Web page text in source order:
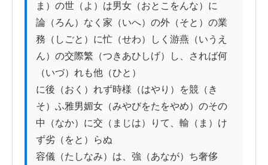
ま）の世（よ）は男女（おとこをんな）に
論（ろん）なく家（いへ）の外（そと）の業
務（しごと）に忙（せわ）しく游燕（いうえ
ん）の交際繁（つきあひしげ）し、されば何
（いづ）れも他（ひと）
に後（おく）れず時様（はやり）を競（き
そ）ふ雅男媚女（みやびをたをやめ）のその
中（なか）に交（まじは）りて、輸（ま）け
ず劣（をと）らぬ
容儀（たしなみ）は、強（あなが）ち奢侈